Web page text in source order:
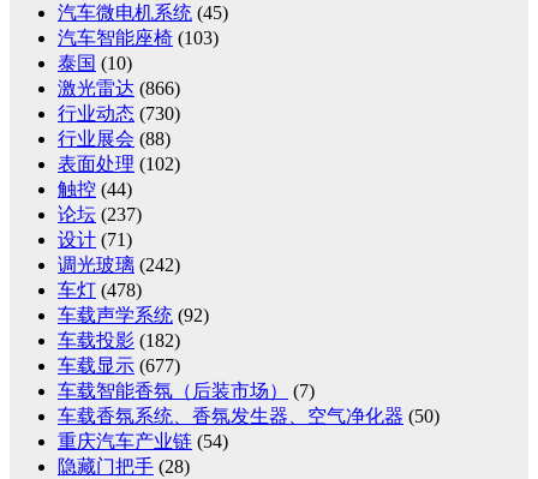
汽车微电机系统 (45)
汽车智能座椅 (103)
泰国 (10)
激光雷达 (866)
行业动态 (730)
行业展会 (88)
表面处理 (102)
触控 (44)
论坛 (237)
设计 (71)
调光玻璃 (242)
车灯 (478)
车载声学系统 (92)
车载投影 (182)
车载显示 (677)
车载智能香氛（后装市场）
(7)
车载香氛系统、香氛发生器、空气净化器 (50)
重庆汽车产业链 (54)
隐藏门把手 (28)